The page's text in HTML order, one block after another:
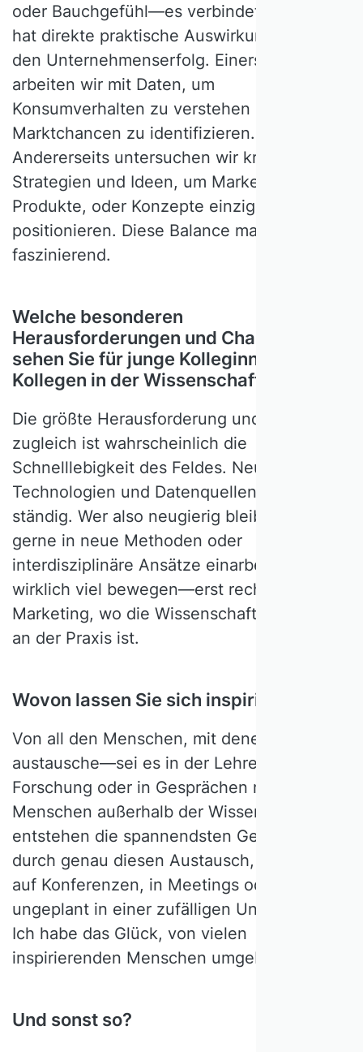
oder Bauchgefühl—es verbindet beides und
hat direkte praktische Auswirkungen auf
den Unternehmenserfolg. Einerseits
arbeiten wir mit Daten, um
Konsumverhalten zu verstehen und
Marktchancen zu identifizieren.
Andererseits untersuchen wir kreative
Strategien und Ideen, um Marken,
Produkte, oder Konzepte einzigartig zu
positionieren. Diese Balance macht das Feld
faszinierend.
Welche besonderen
Herausforderungen und Chancen
sehen Sie für junge Kolleginnen und
Kollegen in der Wissenschaft?
Die größte Herausforderung und Chance
zugleich ist wahrscheinlich die
Schnelllebigkeit des Feldes. Neue
Technologien und Datenquellen entstehen
ständig. Wer also neugierig bleibt und sich
gerne in neue Methoden oder
interdisziplinäre Ansätze einarbeitet, kann
wirklich viel bewegen—erst recht im
Marketing, wo die Wissenschaft sehr nah
an der Praxis ist.
Wovon lassen Sie sich inspirieren?
Von all den Menschen, mit denen ich mich
austausche—sei es in der Lehre, in der
Forschung oder in Gesprächen mit
Menschen außerhalb der Wissenschaft. Oft
entstehen die spannendsten Gedanken
durch genau diesen Austausch, manchmal
auf Konferenzen, in Meetings oder ganz
ungeplant in einer zufälligen Unterhaltung.
Ich habe das Glück, von vielen
inspirierenden Menschen umgeben zu sein.
Und sonst so?